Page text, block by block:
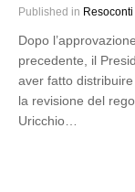
Published in
Dopo
precedente, il
aver fatto
la revisione del
Uricchio…